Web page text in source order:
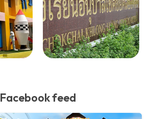
Facebook feed